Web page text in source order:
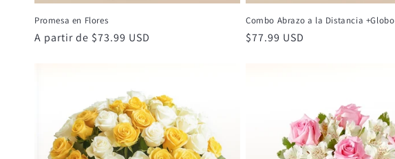
Promesa en Flores
Precio
A partir de $73.99 USD
Combo Abrazo a la Distancia +Globo
Precio
$77.99 USD